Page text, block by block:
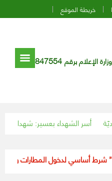
خريطة الموقع
الإعلام برقم 847554
أسر الشهداء بعسير: شهداء الوطن
أساسي لدخول المطارات وصعود